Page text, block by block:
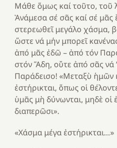
Μάθε ὅμως καί τοῦτο, τοῦ
Ἀνάμεσα σέ σᾶς καί σέ μᾶς
στερεωθεῖ μεγάλο χάσμα,
ὥστε νά μήν μπορεῖ
ἀπό μᾶς ἐδῶ – ἀπό τόν
στόν Ἅδη, οὔτε ἀπό σᾶς νά
Παράδεισο! «Μεταξὺ ἡμῶν
ἐστήρικται, ὅπως οἱ
ὑμᾶς μὴ δύνωνται, μηδὲ οἱ
διαπερῶσι».
«Χάσμα μέγα ἐστήρικται…»